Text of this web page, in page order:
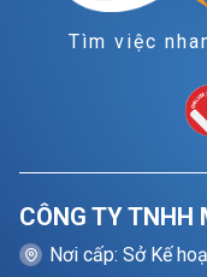
Tìm việc
CÔNG TY TNHH
Nơi cấp: Sở Kế